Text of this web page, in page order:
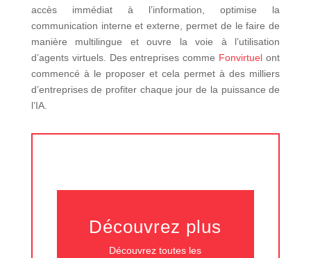
accès immédiat à l’information, optimise la
communication interne et externe, permet de le faire de
manière multilingue et ouvre la voie à l’utilisation
d’agents virtuels. Des entreprises comme Fonvirtuel ont
commencé à le proposer et cela permet à des milliers
d’entreprises de profiter chaque jour de la puissance de
l’IA.
Découvrez plus
Découvrez toutes les